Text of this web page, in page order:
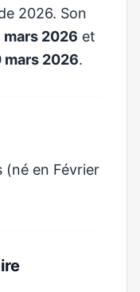
2026. Son
mars 2026 et
mars 2026.
(né en Février